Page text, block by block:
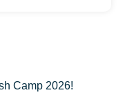
Camp 2026!